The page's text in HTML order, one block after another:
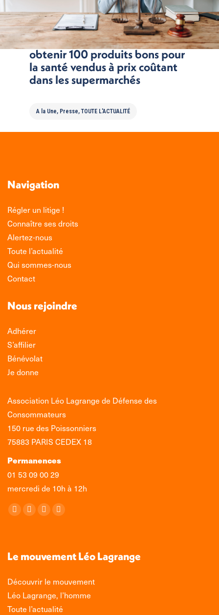
32 associations déterminées à
obtenir 100 produits bons pour
la santé vendus à prix coûtant
dans les supermarchés
A la Une, Presse,TOUTE L'ACTUALITÉ
Navigation
Régler un litige !
Connaître ses droits
Alertez-nous
Toute l’actualité
Qui sommes-nous
Contact
Nous rejoindre
Adhérer
S’affilier
Bénévolat
Je donne
Association Léo Lagrange de Défense des
Consommateurs
150 rue des Poissonniers
75883 PARIS CEDEX 18
Permanences
01 53 09 00 29
mercredi de 10h à 12h
Retrouvez-nous sur :
La
s'ouvre
une
nouvelle
fenêtre
La
s'ouvre
une
fenêtre
La
s'ouvre
une
nouvelle
fenêtre
La
s'ouvre
une
nouvelle
fenêtre
Le mouvement Léo Lagrange
Découvrir le mouvement
Léo Lagrange, l’homme
Toute l’actualité